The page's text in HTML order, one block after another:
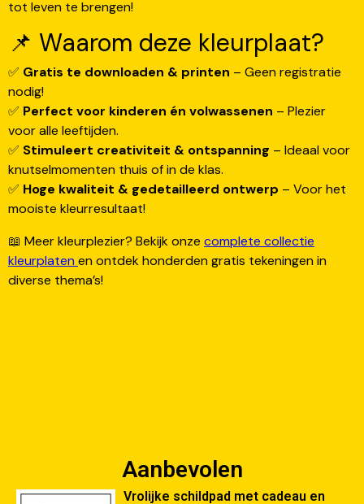
tot leven te brengen!
📌 Waarom deze kleurplaat?
✅ Gratis te downloaden & printen – Geen registratie
nodig!
✅ Perfect voor kinderen én volwassenen – Plezier
voor alle leeftijden.
✅ Stimuleert creativiteit & ontspanning – Ideaal voor
knutselmomenten thuis of in de klas.
✅ Hoge kwaliteit & gedetailleerd ontwerp – Voor het
mooiste kleurresultaat!
📖 Meer kleurplezier? Bekijk onze complete collectie
kleurplatenen ontdek honderden gratis tekeningen in
diverse thema’s!
Aanbevolen
Vrolijke schildpad met cadeau en